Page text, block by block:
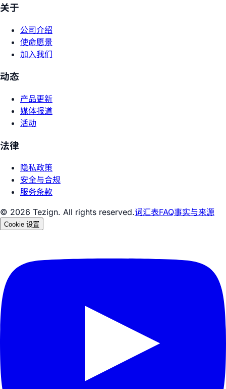
关于
公司介绍
使命愿景
加入我们
动态
产品更新
媒体报道
活动
法律
隐私政策
安全与合规
服务条款
© 2026 Tezign. All rights reserved.词汇表FAQ事实与来源
Cookie 设置